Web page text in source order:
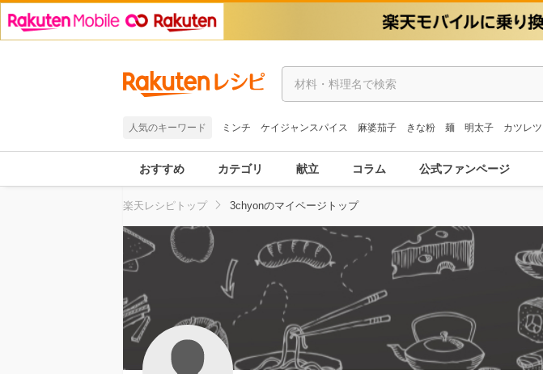
人気のキーワード ミンチ ケイジャンスパイス 麻婆茄子 きな粉 麺 明太子 カツレツ
おすすめ カテゴリ 献立 コラム 公式ファンページ
楽天レシピトップ 3chyonのマイページトップ